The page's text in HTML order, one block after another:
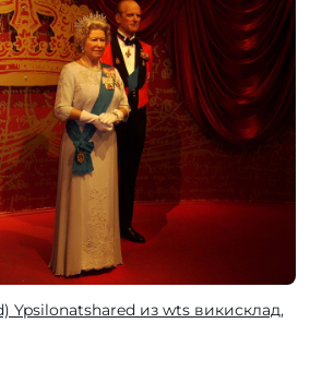
Ypsilonatshared из wts викисклад,